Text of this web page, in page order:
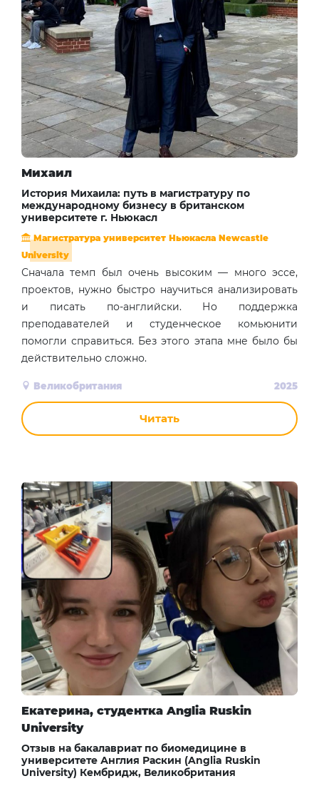
Михаил
История Михаила: путь в магистратуру по
международному бизнесу в британском
университете г. Ньюкасл
Магистратура университет Ньюкасла Newcastle
University
Сначала темп был очень высоким — много эссе,
проектов, нужно быстро научиться анализировать
и писать по-английски. Но поддержка
преподавателей и студенческое комьюнити
помогли справиться. Без этого этапа мне было бы
действительно сложно.
Великобритания 2025
Читать
Екатерина, студентка Anglia Ruskin
University
Отзыв на бакалавриат по биомедицине в
университете Англия Раскин (Anglia Ruskin
University) Кембридж, Великобритания